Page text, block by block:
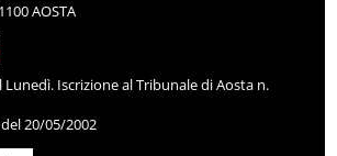
AOSTA
Iscrizione al Tribunale di Aosta n.
20/05/2002